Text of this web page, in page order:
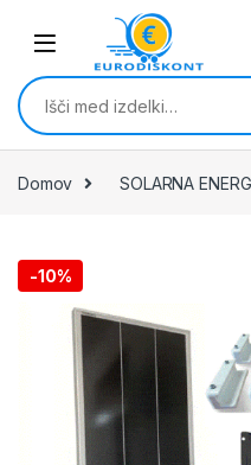
Skip to navigation
Išči:
Domov SOLARNA
-10%